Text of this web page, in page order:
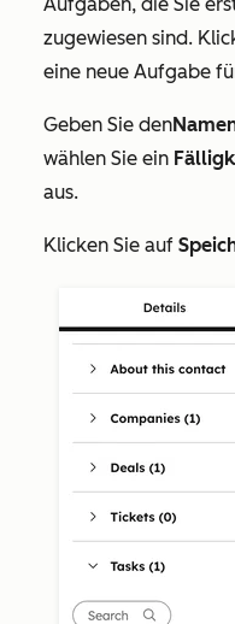
zugewiesen sind.
eine neue Aufgabe
Geben Sie den
wählen Sie ein
aus.
Klicken Sie auf